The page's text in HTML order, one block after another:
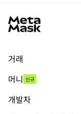
거래
무기한 선물
머니 신규
개발자